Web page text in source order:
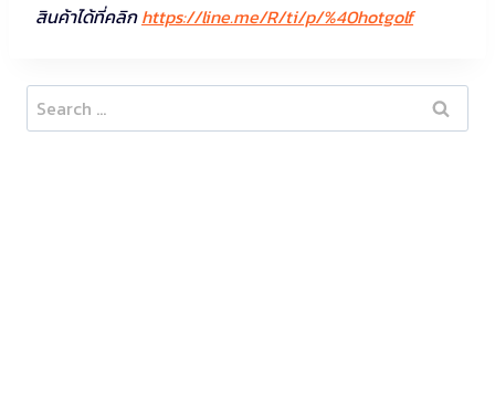
สินค้าได้ที่คลิกhttps://line.me/R/ti/p/%40hotgolf
Search
for: